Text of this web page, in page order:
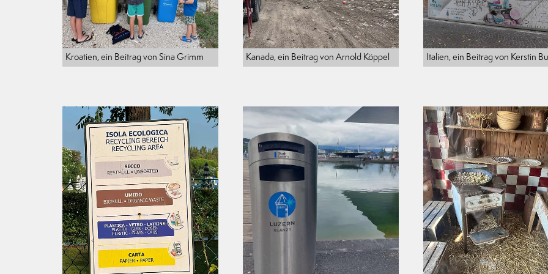
Kroatien, ein Beitrag von Sina Grimm Kanada, ein Beitrag von Arnold Köppel Italien, ein Beitrag von Kerstin